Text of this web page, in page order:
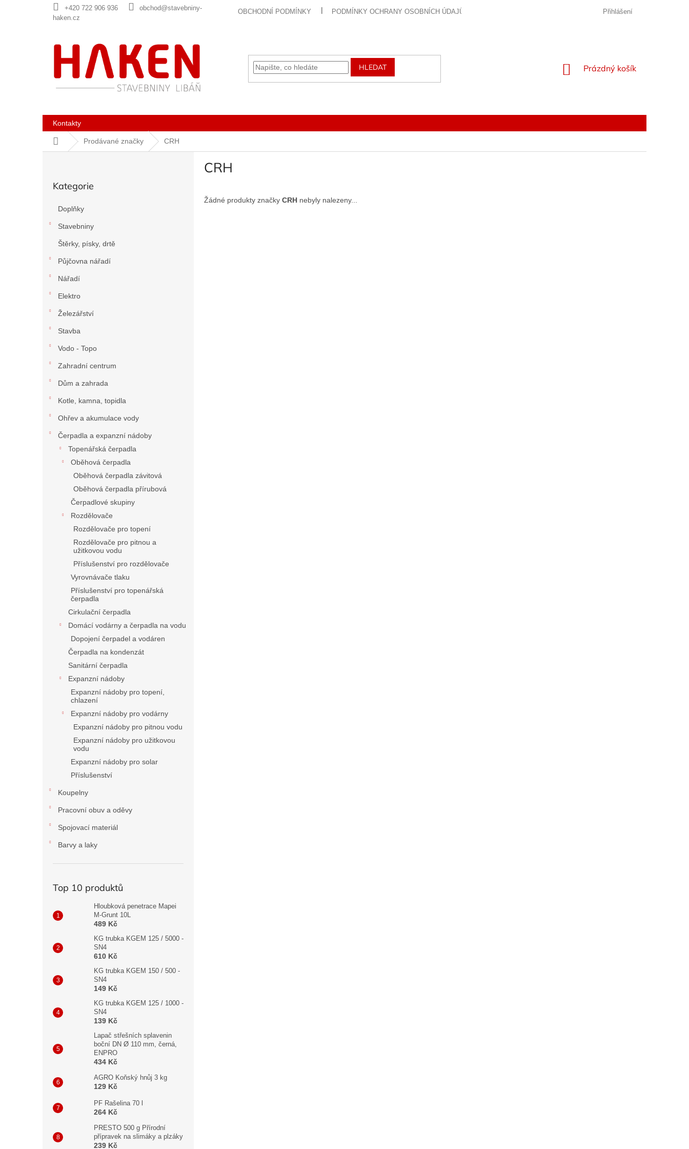
+420 722 906 936
obchod@stavebniny-
haken.cz
OBCHODNÍ PODMÍNKY PODMÍNKY OCHRANY OSOBNÍCH ÚDAJŮ Přihlášení
HLEDAT
NÁKUPNÍ
Prázdný košík
Kontakty
Domů Prodávané značky CRH
kategorie
Kategorie
Doplňky
Stavebniny
Štěrky, písky, drtě
Půjčovna nářadí
Nářadí
Elektro
Železářství
Stavba
Vodo - Topo
Zahradní centrum
Dům a zahrada
Kotle, kamna, topidla
Ohřev a akumulace vody
Čerpadla a expanzní nádoby
Topenářská čerpadla
Oběhová čerpadla
Oběhová čerpadla závitová
Oběhová čerpadla přírubová
Čerpadlové skupiny
Rozdělovače
Rozdělovače pro topení
Rozdělovače pro pitnou a
užitkovou vodu
Příslušenství pro rozdělovače
Vyrovnávače tlaku
Příslušenství pro topenářská
čerpadla
Cirkulační čerpadla
Domácí vodárny a čerpadla na vodu
Dopojení čerpadel a vodáren
Čerpadla na kondenzát
Sanitární čerpadla
Expanzní nádoby
Expanzní nádoby pro topení,
chlazení
Expanzní nádoby pro vodárny
Expanzní nádoby pro pitnou vodu
Expanzní nádoby pro užitkovou
vodu
Expanzní nádoby pro solar
Příslušenství
Koupelny
Pracovní obuv a oděvy
Spojovací materiál
Barvy a laky
Top 10 produktů
Hloubková penetrace Mapei
M-Grunt 10L
489 Kč
KG trubka KGEM 125 / 5000 -
SN4
610 Kč
KG trubka KGEM 150 / 500 -
SN4
149 Kč
KG trubka KGEM 125 / 1000 -
SN4
139 Kč
Lapač střešních splavenin
boční DN Ø 110 mm, černá,
ENPRO
434 Kč
AGRO Koňský hnůj 3 kg
129 Kč
PF Rašelina 70 l
264 Kč
PRESTO 500 g Přírodní
přípravek na slimáky a plzáky
239 Kč
CRH
Žádné produkty značky CRH nebyly nalezeny...